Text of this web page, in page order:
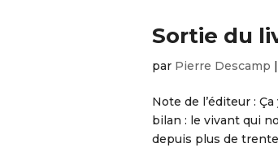
Sortie du
par Pierre Descamp |
Note de l’éditeur :
bilan : le vivant qui
depuis plus de